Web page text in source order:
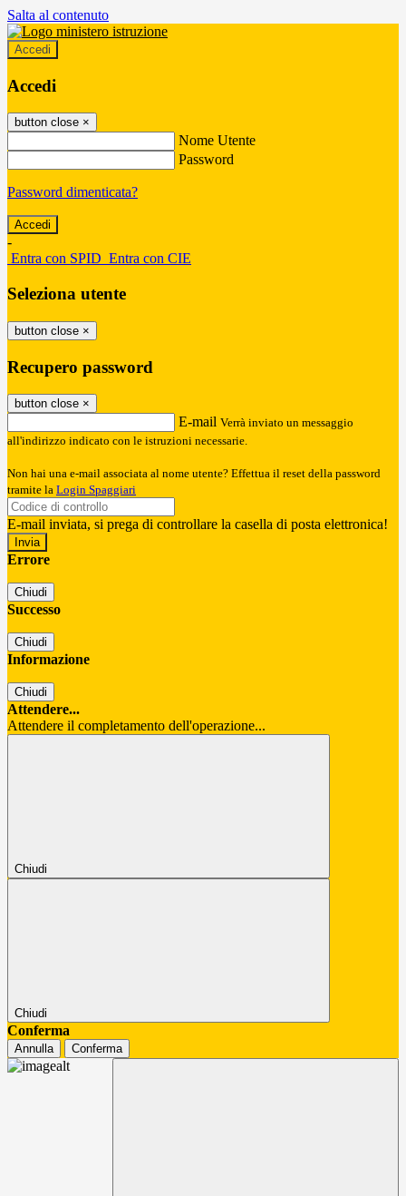
Salta al contenuto
Accedi
Accedi
button close ×
Nome Utente
Password
Password dimenticata?
-
Entra con SPID Entra con CIE
Seleziona utente
button close ×
Recupero password
button close ×
E-mail Verrà inviato un messaggio
all'indirizzo indicato con le istruzioni necessarie.
Non hai una e-mail associata al nome utente? Effettua il reset della password
tramite la Login Spaggiari
E-mail inviata, si prega di controllare la casella di posta elettronica!
Errore
Chiudi
Successo
Chiudi
Informazione
Chiudi
Attendere...
Attendere il completamento dell'operazione...
Chiudi
Chiudi
Conferma
Annulla Conferma